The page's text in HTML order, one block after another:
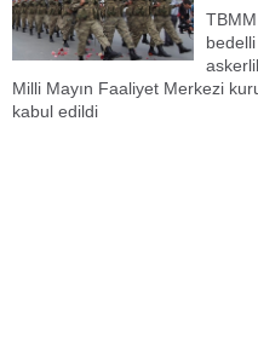
Milli Mayın Faaliyet Merkezi
kabul edildi